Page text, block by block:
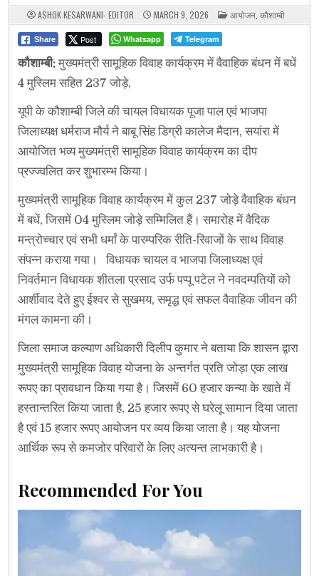
ASHOK KESARWANI- EDITOR MARCH 9, 2026 POSTED
IN
आयोजन, कौशाम्बी
Share Post Whatsapp Telegram
कौशाम्बी:मुख्यमंत्री सामूहिक विवाह कार्यक्रम में वैवाहिक बंधन में बधें
4 मुस्लिम सहित 237 जोड़े,
यूपी के कौशाम्बी जिले की चायल विधायक पूजा पाल एवं भाजपा
जिलाध्यक्ष धर्मराज मौर्य ने बाबू सिंह डिग्री कालेज मैदान, सयांरा में
आयोजित भव्य मुख्यमंत्री सामूहिक विवाह कार्यक्रम का दीप
प्रज्ज्वलित कर शुभारम्भ किया।
मुख्यमंत्री सामूहिक विवाह कार्यक्रम में कुल 237 जोड़े वैवाहिक बंधन
में बधें, जिसमें 04 मुस्लिम जोड़े सम्मिलित हैं। समारोह में वैदिक
मन्त्रोच्चार एवं सभी धर्मां के पारम्परिक रीति-रिवाजों के साथ विवाह
संपन्न कराया गया। विधायक चायल व भाजपा जिलाध्यक्ष एवं
निवर्तमान विधायक शीतला प्रसाद उर्फ पप्पू पटेल ने नवदम्पतियों को
आर्शीवाद देते हुए ईश्वर से सुखमय, समृद्ध एवं सफल वैवाहिक जीवन की
मंगल कामना की।
जिला समाज कल्याण अधिकारी दिलीप कुमार ने बताया कि शासन द्वारा
मुख्यमंत्री सामूहिक विवाह योजना के अन्तर्गत प्रति जोड़ा एक लाख
रूपए का प्रावधान किया गया है। जिसमें 60 हजार कन्या के खाते में
हस्तान्तरित किया जाता है, 25 हजार रूपए से घरेलू सामान दिया जाता
है एवं 15 हजार रूपए आयोजन पर व्यय किया जाता है। यह योजना
आर्थिक रूप से कमजोर परिवारों के लिए अत्यन्त लाभकारी है।
Recommended For You